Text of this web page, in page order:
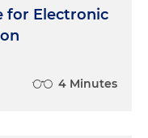
for Electronic
4 Minutes